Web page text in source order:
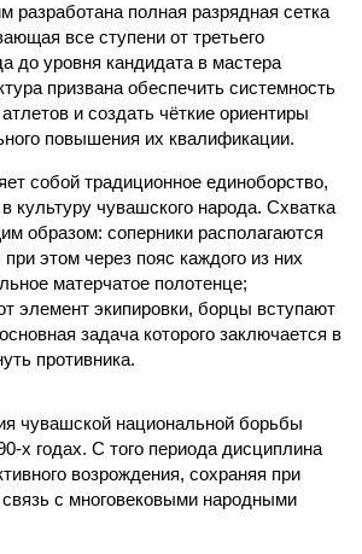
разработана полная разрядная сетка
все ступени от третьего
до уровня кандидата в мастера
призвана обеспечить системность
и создать чёткие ориентиры
повышения их квалификации.
собой традиционное единоборство,
культуру чувашского народа. Схватка
образом: соперники располагаются
при этом через пояс каждого из них
матерчатое полотенце;
элемент экипировки, борцы вступают
задача которого заключается в
противника.
чувашской национальной борьбы
х годах. С того периода дисциплина
возрождения, сохраняя при
с многовековыми народными